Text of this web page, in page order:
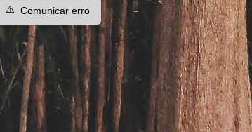
⚠️ Comunicar erro